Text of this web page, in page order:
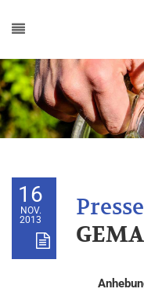
16
NOV.
2013